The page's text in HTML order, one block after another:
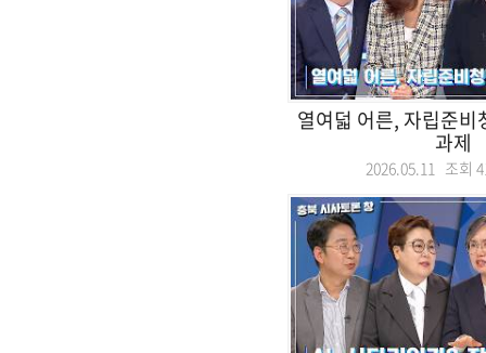
열여덟 어른, 자립준비
과제
2026.05.11 조회